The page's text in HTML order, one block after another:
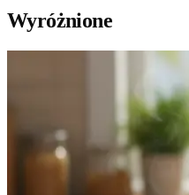
Wyróżnione